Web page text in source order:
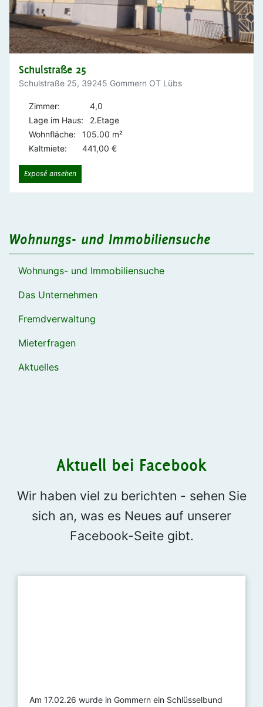
Schulstraße 25
Schulstraße 25, 39245 Gommern OT Lübs
Zimmer:
4,0
Lage im Haus:
2.Etage
Wohnfläche:
105.00 m²
Kaltmiete:
441,00 €
Exposé ansehen
Wohnungs- und Immobiliensuche
Wohnungs- und Immobiliensuche
Das Unternehmen
Fremdverwaltung
Mieterfragen
Aktuelles
Aktuell bei Facebook
Wir haben viel zu berichten - sehen Sie
sich an, was es Neues auf unserer
Facebook-Seite gibt.
Am 17.02.26 wurde in Gommern ein Schlüsselbund